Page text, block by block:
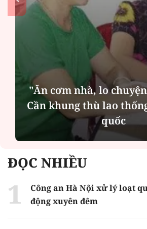
thiên hạ":
nhất toàn
MSB:
ĐỌC NHIỀU
Công an Hà Nội xử lý loạt
động xuyên đêm